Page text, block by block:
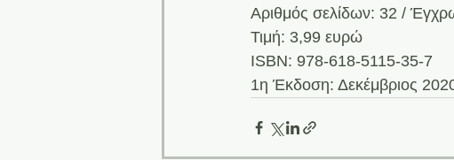
Αριθμός σελίδων: 32 /
Τιμή: 3,99 ευρώ
ISBN: 978-618-5115-35-7
1η Έκδοση: Δεκέμβριος